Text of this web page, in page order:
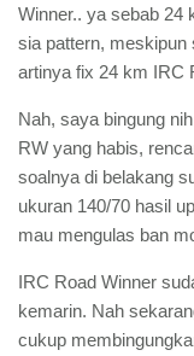
Winner.. ya sebab 24
sia pattern, meskipun
artinya fix 24 km IRC
Nah, saya bingung
RW yang habis,
soalnya di belakang
ukuran 140/70 hasil
mau mengulas ban
IRC Road Winner
kemarin. Nah
cukup